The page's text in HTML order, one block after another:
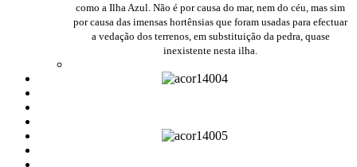
como a Ilha Azul. Não é por causa do mar, nem do céu, mas sim
por causa das imensas hortênsias que foram usadas para efectuar
a vedação dos terrenos, em substituição da pedra, quase
inexistente nesta ilha.